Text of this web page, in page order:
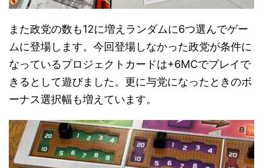
また政党の数も12に増えランダムに6つ選んでゲー
ムに登場します。今回登場しなかった政党が条件に
なっているプロジェクトカードは+6MCでプレイで
きるとして遊びました。更に与党になったときのボ
ーナス選択幅も増えています。